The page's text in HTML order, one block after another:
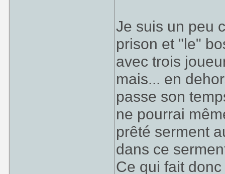
Je suis un peu
prison et "le"
avec trois
mais... en
passe son
ne pourrai
prêté serment
dans ce
Ce qui fait